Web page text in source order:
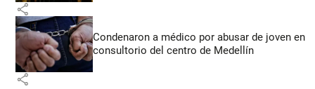
share
Condenaron a médico por abusar de joven en
consultorio del centro de Medellín
share